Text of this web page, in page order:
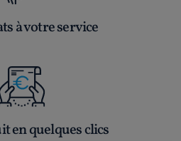
à votre service
en quelques clics